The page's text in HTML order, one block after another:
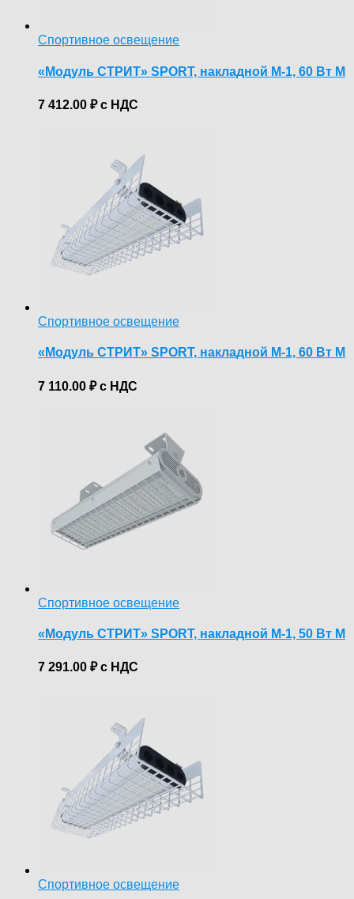
Спортивное освещение
«Модуль СТРИТ» SPORT, накладной М-1, 60 Вт М
7 412.00 ₽с НДС
Спортивное освещение
«Модуль СТРИТ» SPORT, накладной М-1, 60 Вт М
7 110.00 ₽с НДС
Спортивное освещение
«Модуль СТРИТ» SPORT, накладной М-1, 50 Вт М
7 291.00 ₽с НДС
Спортивное освещение